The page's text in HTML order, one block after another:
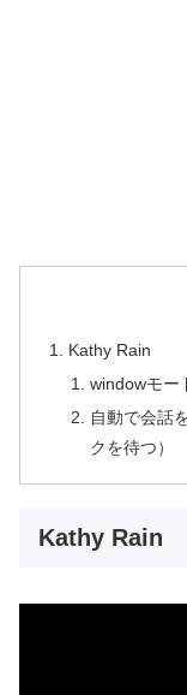
Kathy Rain
windowモー
自動で会話
クを待つ）
Kathy Rain